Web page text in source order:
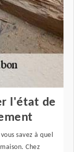
l'état de
savez à quel
Chez